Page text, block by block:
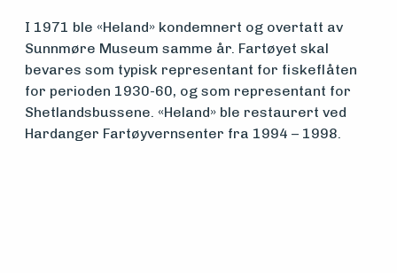
Aktuelt
Arrangementer
I 1971 ble «Heland» kondemnert og overtatt av
Sunnmøre Museum samme år. Fartøyet skal
bevares som typisk representant for fiskeflåten
for perioden 1930-60, og som representant for
Shetlandsbussene. «Heland» ble restaurert ved
Hardanger Fartøyvernsenter fra 1994 – 1998.